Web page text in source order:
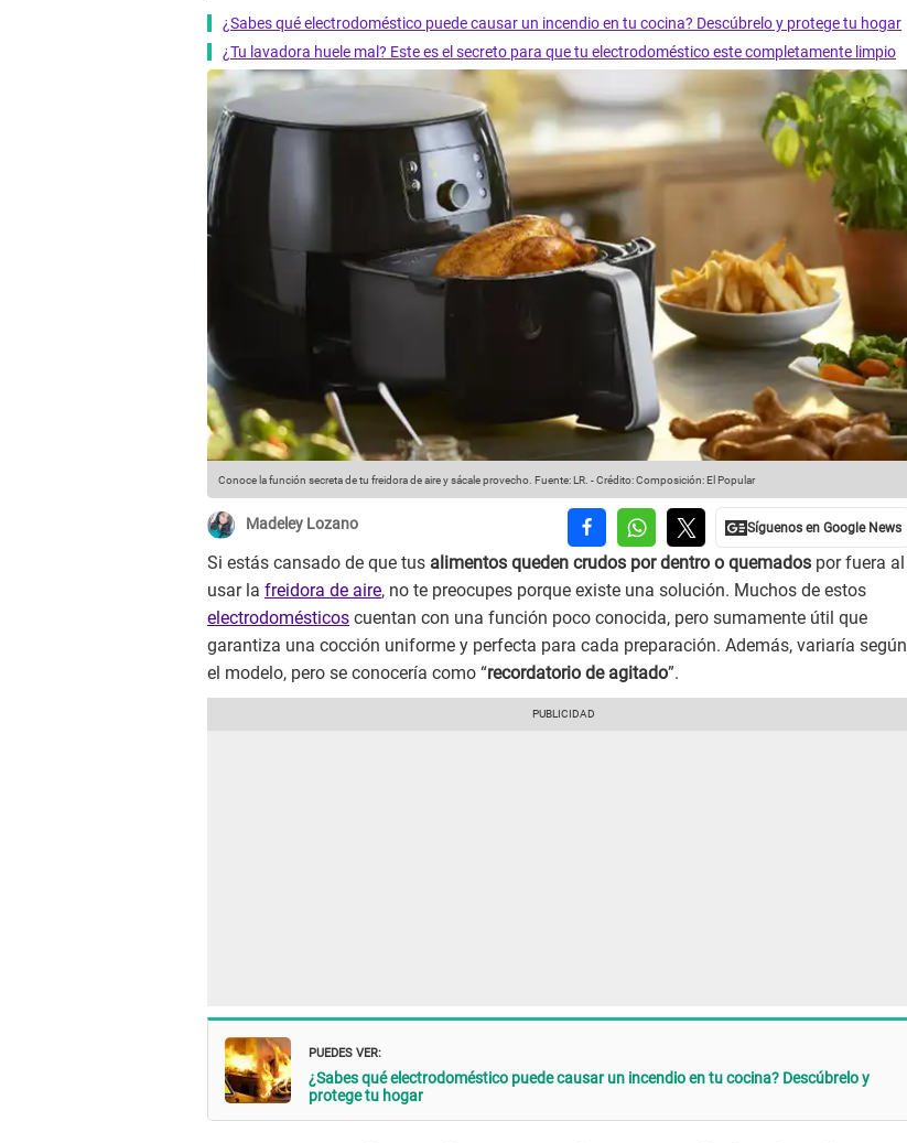
¿Sabes qué electrodoméstico puede causar un incendio en tu cocina? Descúbrelo y protege tu hogar
¿Tu lavadora huele mal? Este es el secreto para que tu electrodoméstico este completamente limpio
Conoce la función secreta de tu freidora de aire y sácale provecho. Fuente: LR. -Crédito: Composición: El Popular
Madeley Lozano
Si estás cansado de que tus alimentos queden crudos por dentro o quemados por fuera al
usar la freidora de aire, no te preocupes porque existe una solución. Muchos de estos
electrodomésticos cuentan con una función poco conocida, pero sumamente útil que
garantiza una cocción uniforme y perfecta para cada preparación. Además, variaría según
el modelo, pero se conocería como “recordatorio de agitado”.
PUEDES VER:
¿Sabes qué electrodoméstico puede causar un incendio en tu cocina? Descúbrelo y
protege tu hogar